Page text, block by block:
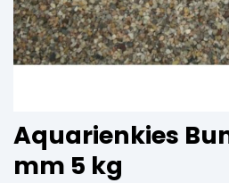
Aquarienkies
mm 5 kg